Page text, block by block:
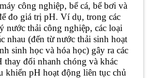
công nghiệp, bể cá, bể bơi và
đo giá trị pH. Ví dụ, trong các
nước thải công nghiệp, các loại
nhau (đến từ nước thải sinh hoạt
sinh học và hóa học) gây ra các
thay đổi nhanh chóng và khác
khiển pH hoạt động liên tục chủ